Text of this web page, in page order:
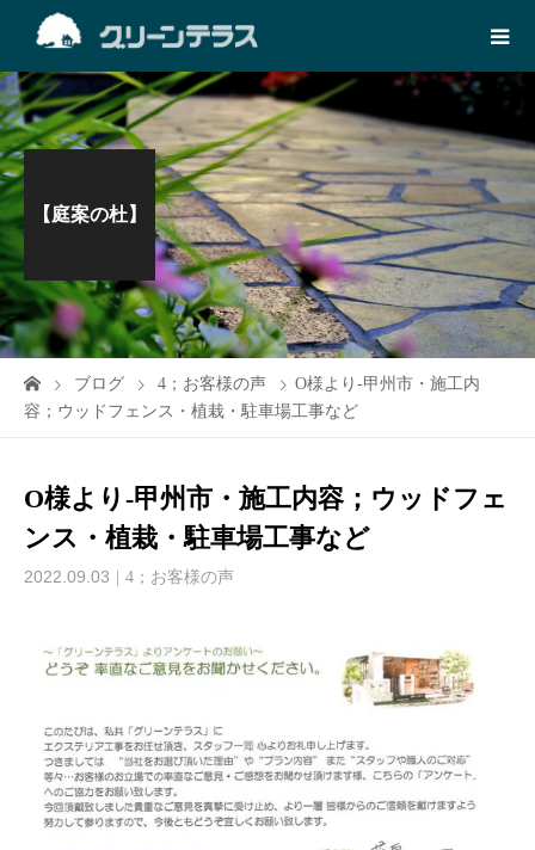
【庭案の杜】
ブログ 4；お客様の声
O様より-甲州市・施工内
容；ウッドフェンス・植栽・駐車場工事など
O様より-甲州市・施工内容；ウッドフェ
ンス・植栽・駐車場工事など
2022.09.03 4；お客様の声